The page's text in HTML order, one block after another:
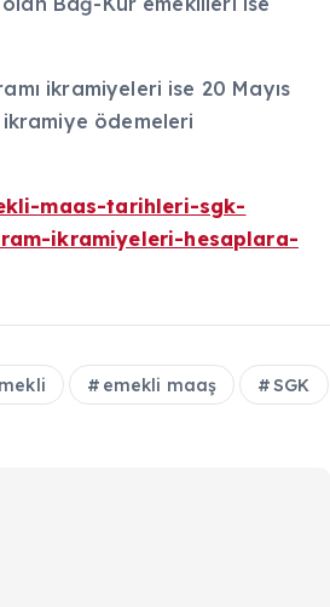
ikramiyeleri ise 20 Mayıs
ödemeleri
maas-tarihleri-sgk-
ikramiyeleri-hesaplara-
emekli maaş SGK